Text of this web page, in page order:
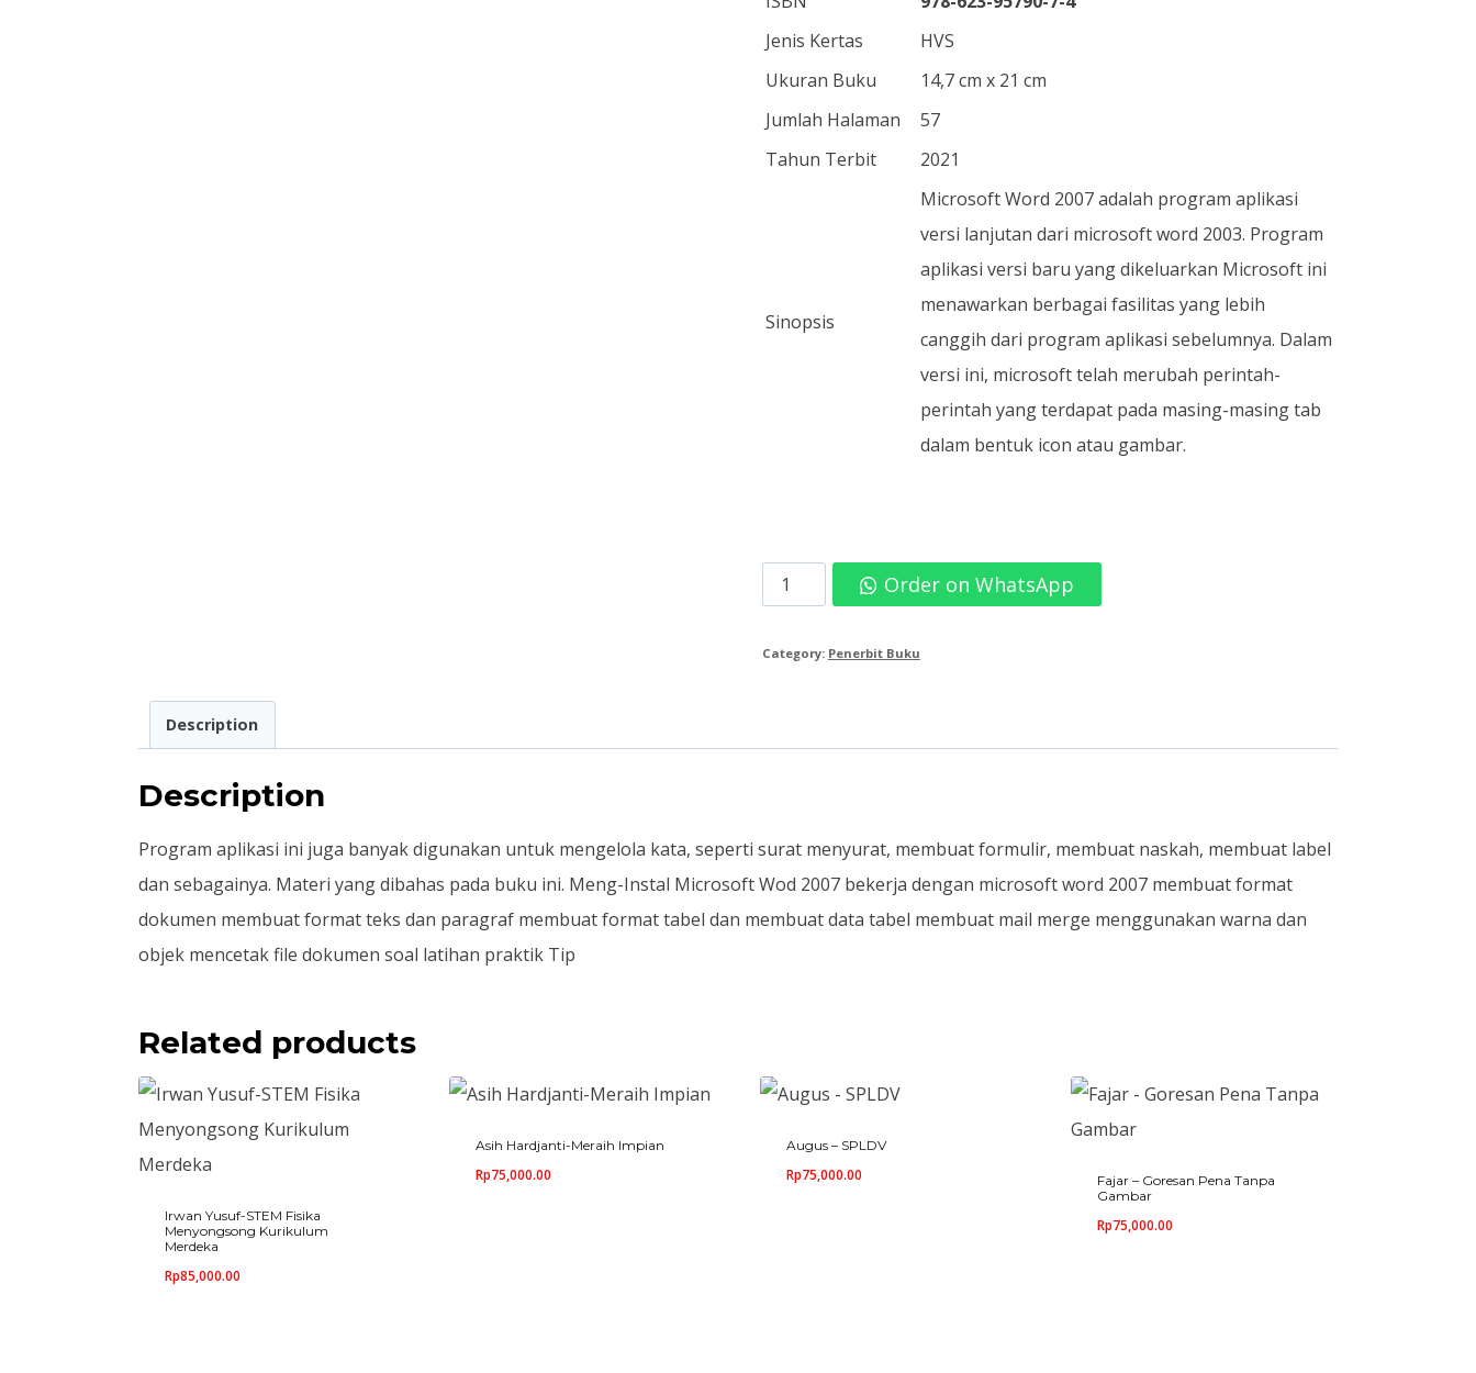
Jenis Kertas
HVS
Ukuran Buku
14,7 cm x 21 cm
Jumlah Halaman
57
Tahun Terbit
2021
Sinopsis
Microsoft Word 2007 adalah program aplikasi
versi lanjutan dari microsoft word 2003. Program
aplikasi versi baru yang dikeluarkan Microsoft ini
menawarkan berbagai fasilitas yang lebih
canggih dari program aplikasi sebelumnya. Dalam
versi ini, microsoft telah merubah perintah-
perintah yang terdapat pada masing-masing tab
dalam bentuk icon atau gambar.
Heni
Nur'aini-
Belajar
2007
quantity
Order on WhatsApp
Category: Penerbit Buku
Description
Description
Program aplikasi ini juga banyak digunakan untuk mengelola kata, seperti surat menyurat, membuat formulir, membuat naskah, membuat label
dan sebagainya. Materi yang dibahas pada buku ini. Meng-Instal Microsoft Wod 2007 bekerja dengan microsoft word 2007 membuat format
dokumen membuat format teks dan paragraf membuat format tabel dan membuat data tabel membuat mail merge menggunakan warna dan
objek mencetak file dokumen soal latihan praktik Tip
Related products
Irwan Yusuf-STEM Fisika
Menyongsong Kurikulum
Merdeka
Rp85,000.00
Asih Hardjanti-Meraih Impian
Rp75,000.00
Augus – SPLDV
Rp75,000.00
Fajar – Goresan Pena Tanpa
Gambar
Rp75,000.00